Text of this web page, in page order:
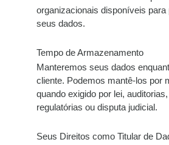
organizacionais disponíveis para
seus dados.
Tempo de Armazenamento
Manteremos seus dados
cliente. Podemos mantê-los por
quando exigido por lei,
regulatórias ou disputa judicial.
Seus Direitos como Titular de